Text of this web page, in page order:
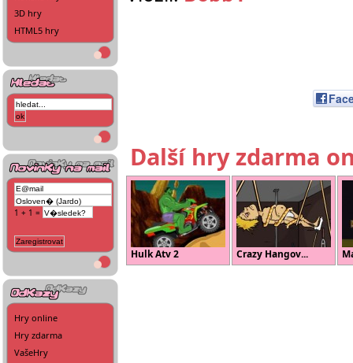
3D hry
HTML5 hry
1 + 1 =
Hry online
Hry zdarma
VašeHry
Další hry zdarma
Hulk Atv 2 Crazy Hangov...